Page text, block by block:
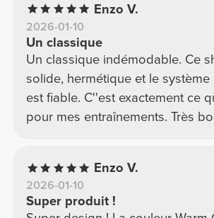
Enzo V.
2026-01-10
Un classique
Un classique indémodable. Ce
solide, hermétique et le
est fiable. C''est exactement ce
pour mes entraînements. Très
Enzo V.
2026-01-10
Super produit !